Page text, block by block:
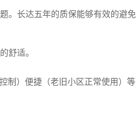
。长达五年的质保能够有效的避免
舒适。
制）便捷（老旧小区正常使用）等